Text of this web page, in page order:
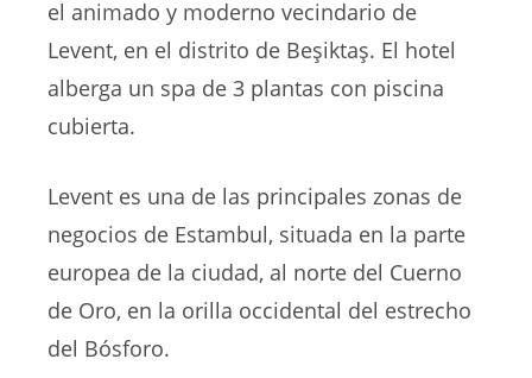
el animado y moderno vecindario de
Levent, en el distrito de Beşiktaş. El hotel
alberga un spa de 3 plantas con piscina
cubierta.
Levent es una de las principales zonas de
negocios de Estambul, situada en la parte
europea de la ciudad, al norte del Cuerno
de Oro, en la orilla occidental del estrecho
del Bósforo.